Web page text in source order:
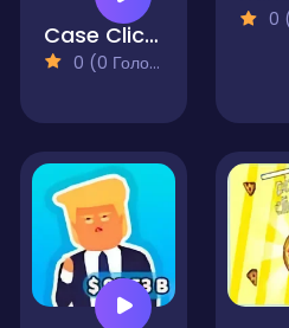
Case Clicker
0 (0 Голосів)
0